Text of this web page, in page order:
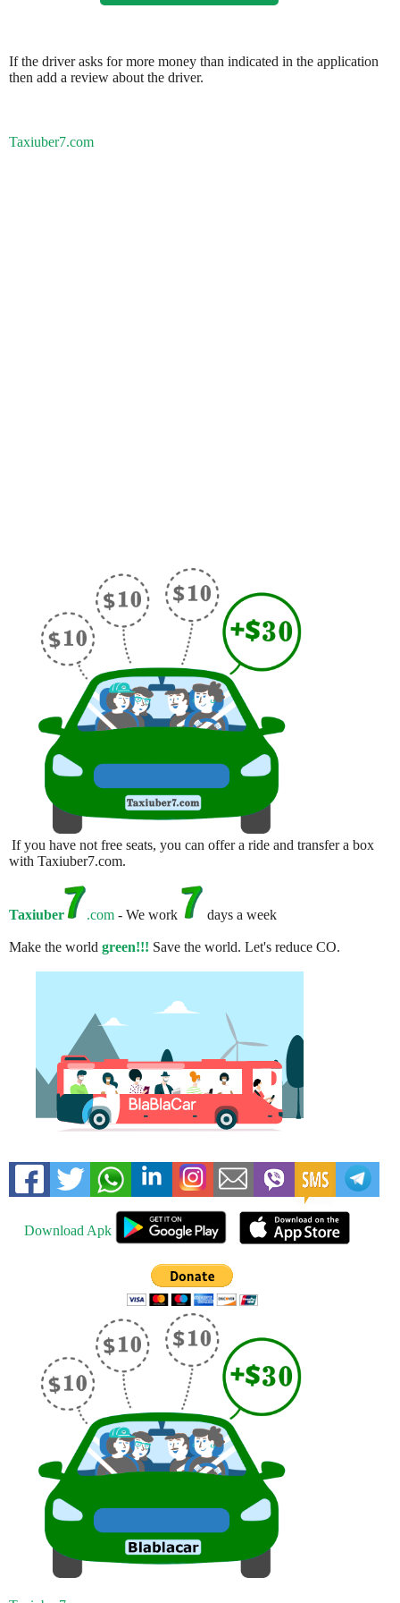
If the driver asks for more money than indicated in the application
then add a review about the driver.
Taxiuber7.com
If you have not free seats, you can offer a ride and transfer a box
with Taxiuber7.com.
Taxiuber .com - We work days a week
Make the world green!!! Save the world. Let's reduce CO.
Download Apk